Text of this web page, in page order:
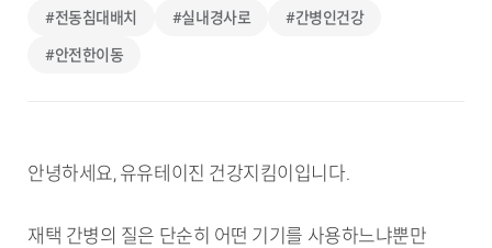
#전동침대배치 #실내경사로 #간병인건강
#안전한이동
안녕하세요, 유유테이진 건강지킴이입니다.
재택 간병의 질은 단순히 어떤 기기를 사용하느냐뿐만